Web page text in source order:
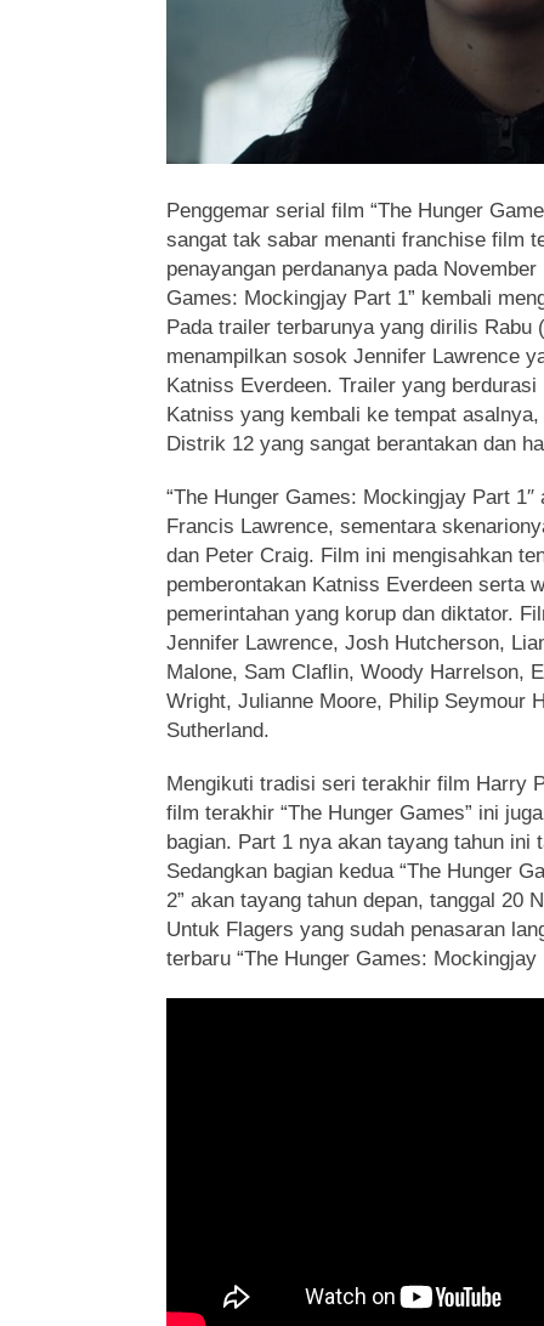
Penggemar serial film “The Hunger
sangat tak sabar menanti franchise film
penayangan perdananya pada
Games: Mockingjay Part 1” kembali
Pada trailer terbarunya yang dirilis Rabu
menampilkan sosok Jennifer Lawrence
Katniss Everdeen. Trailer yang
Katniss yang kembali ke tempat
Distrik 12 yang sangat berantakan dan
“The Hunger Games: Mockingjay Part
Francis Lawrence, sementara
dan Peter Craig. Film ini mengisahkan
pemberontakan Katniss Everdeen serta
pemerintahan yang korup dan diktator.
Jennifer Lawrence, Josh Hutcherson,
Malone, Sam Claflin, Woody Harrelson,
Wright, Julianne Moore, Philip Seymour
Sutherland.
Mengikuti tradisi seri terakhir film Harry
film terakhir “The Hunger Games” ini
bagian. Part 1 nya akan tayang tahun ini
Sedangkan bagian kedua “The Hunger
2” akan tayang tahun depan, tanggal 20
Untuk Flagers yang sudah penasaran
terbaru “The Hunger Games: